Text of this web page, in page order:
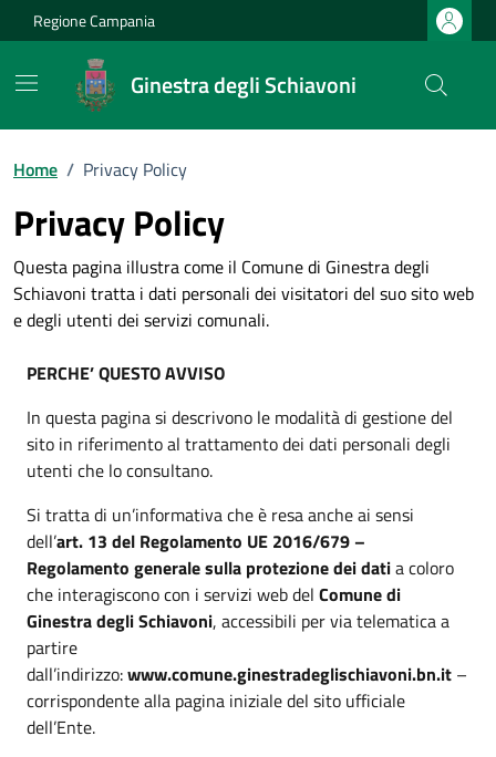
Vai ai contenuti
Vai al footer
Regione Campania
Ginestra degli Schiavoni
Home / Privacy Policy
Privacy Policy
Questa pagina illustra come il Comune di Ginestra degli
Schiavoni tratta i dati personali dei visitatori del suo sito web
e degli utenti dei servizi comunali.
PERCHE’ QUESTO AVVISO
In questa pagina si descrivono le modalità di gestione del
sito in riferimento al trattamento dei dati personali degli
utenti che lo consultano.
Si tratta di un’informativa che è resa anche ai sensi
dell’art. 13 del Regolamento UE 2016/679 –
Regolamento generale sulla protezione dei datia coloro
che interagiscono con i servizi web del Comune di
Ginestra degli Schiavoni, accessibili per via telematica a
partire
dall’indirizzo:www.comune.ginestradeglischiavoni.bn.it –
corrispondente alla pagina iniziale del sito ufficiale
dell’Ente.